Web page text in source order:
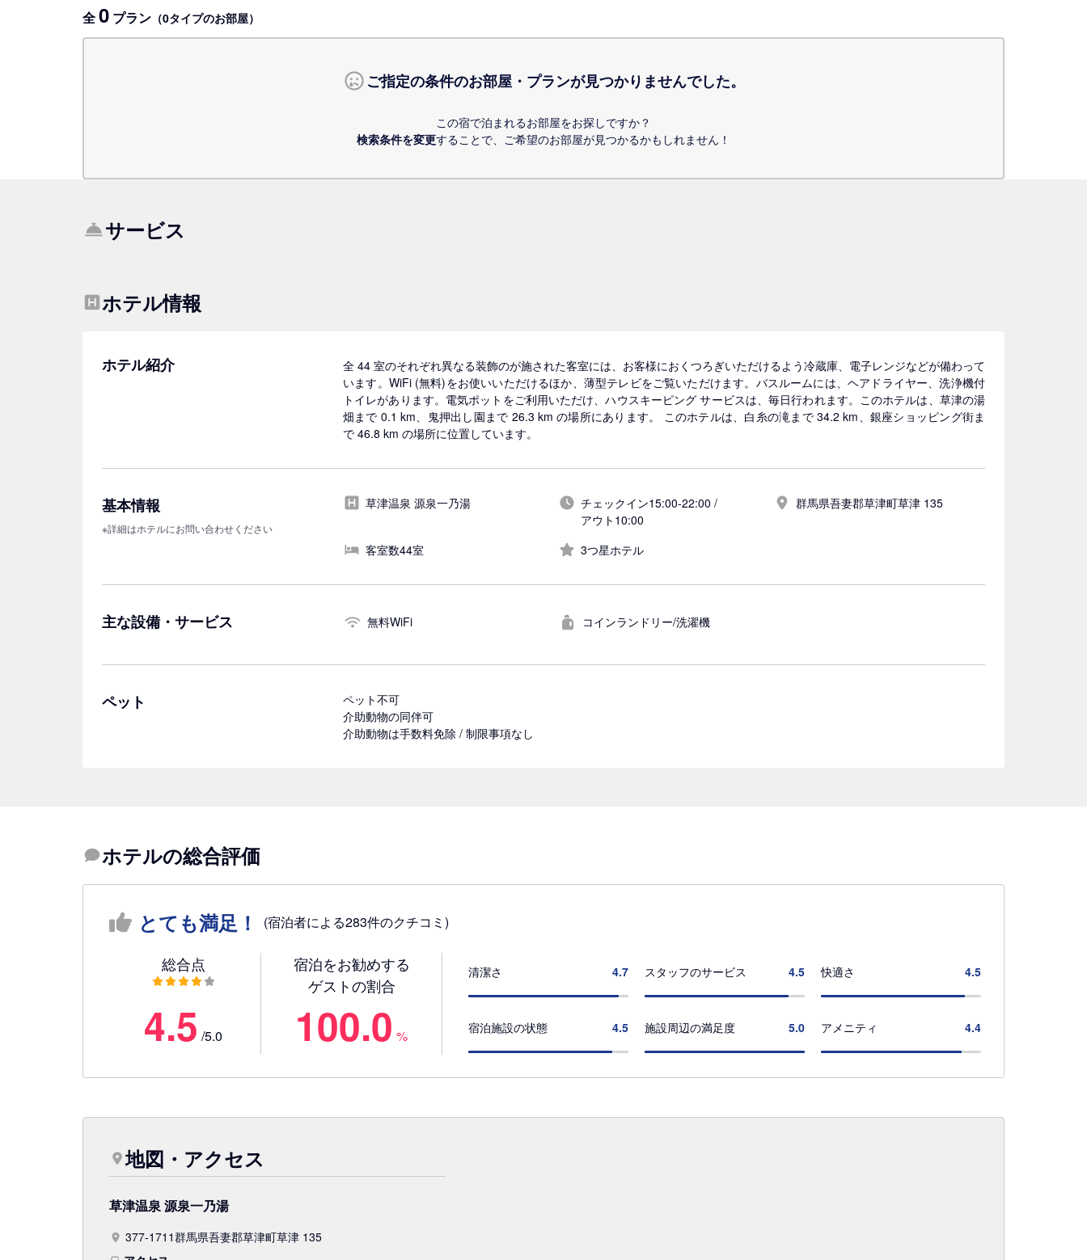
全0 プラン （0タイプのお部屋）
ご指定の条件のお部屋・プランが見つかりませんでした。
この宿で泊まれるお部屋をお探しですか？
検索条件を変更することで、 ご希望のお部屋が見つかるかもしれません！
サービス
ホテル情報
ホテル紹介
全 44 室のそれぞれ異なる装飾のが施された客室には、お客様におくつろぎいただけるよう冷蔵庫、電子レンジなどが備わって
います。WiFi (無料)をお使いいただけるほか、薄型テレビをご覧いただけます。バスルームには、ヘアドライヤー、洗浄機付
トイレがあります。電気ポットをご利用いただけ、ハウスキーピング サービスは、毎日行われます。このホテルは、草津の湯
畑まで 0.1 km、鬼押出し園まで 26.3 km の場所にあります。 このホテルは、白糸の滝まで 34.2 km、銀座ショッピング街ま
で 46.8 km の場所に位置しています。
基本情報
※詳細はホテルにお問い合わせください
草津温泉 源泉一乃湯
チェックイン15:00-22:00 /
アウト10:00
群馬県吾妻郡草津町草津 135
客室数44室 3つ星ホテル
主な設備・サービス 無料WiFi コインランドリー/洗濯機
ペット
ペット不可
介助動物の同伴可
介助動物は手数料免除 / 制限事項なし
ホテルの総合評価
とても満足！ (宿泊者による283件のクチコミ)
総合点
4.5 /5.0
宿泊をお勧めする
ゲストの割合
100.0 %
清潔さ 4.7 スタッフのサービス 4.5 快適さ 4.5
宿泊施設の状態 4.5 施設周辺の満足度 5.0 アメニティ 4.4
地図・アクセス
草津温泉 源泉一乃湯
377-1711群馬県吾妻郡草津町草津 135